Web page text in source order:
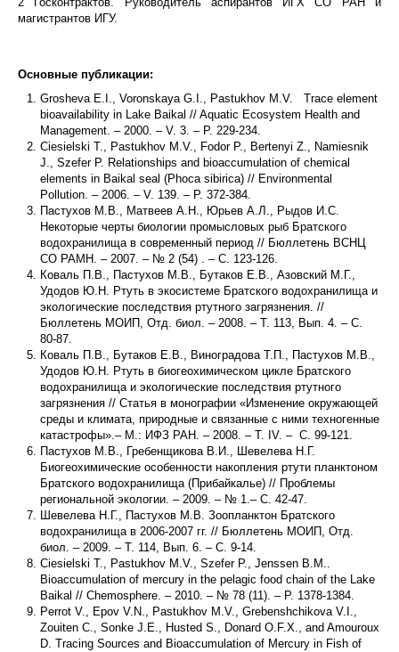
магистрантов ИГУ.
Основные публикации:
Grosheva E.I., Voronskaya G.I., Pastukhov M.V. Trace element
bioavailability in Lake Baikal // Aquatic Ecosystem Health and
Management. – 2000. – V. 3. – P. 229-234.
Ciesielski T., Pastukhov M.V., Fodor P., Bertenyi Z., Namiesnik
J., Szefer P. Relationships and bioaccumulation of chemical
elements in Baikal seal (Phoca sibirica) // Environmental
Pollution. – 2006. – V. 139. – P. 372-384.
Пастухов М.В., Матвеев А.Н., Юрьев А.Л., Рыдов И.С.
Некоторые черты биологии промысловых рыб Братского
водохранилища в современный период // Бюллетень ВСНЦ
СО РАМН. – 2007. – № 2 (54) . – С. 123-126.
Коваль П.В., Пастухов М.В., Бутаков Е.В., Азовский М.Г.,
Удодов Ю.Н. Ртуть в экосистеме Братского водохранилища и
экологические последствия ртутного загрязнения. //
Бюллетень МОИП, Отд. биол. – 2008. – Т. 113, Вып. 4. – С.
80-87.
Коваль П.В., Бутаков Е.В., Виноградова Т.П., Пастухов М.В.,
Удодов Ю.Н. Ртуть в биогеохимическом цикле Братского
водохранилища и экологические последствия ртутного
загрязнения // Статья в монографии «Изменение окружающей
среды и климата, природные и связанные с ними техногенные
катастрофы».– М.: ИФЗ РАН. – 2008. – Т. IV. – С. 99-121.
Пастухов М.В., Гребенщикова В.И., Шевелева Н.Г.
Биогеохимические особенности накопления ртути планктоном
Братского водохранилища (Прибайкалье) // Проблемы
региональной экологии. – 2009. – № 1.– С. 42-47.
Шевелева Н.Г., Пастухов М.В. Зоопланктон Братского
водохранилища в 2006-2007 гг. // Бюллетень МОИП, Отд.
биол. – 2009. – Т. 114, Вып. 6. – С. 9-14.
Ciesielski T., Pastukhov M.V., Szefer P., Jenssen B.M..
Bioaccumulation of mercury in the pelagic food chain of the Lake
Baikal // Chemosphere. – 2010. – № 78 (11). – P. 1378-1384.
Perrot V., Epov V.N., Pastukhov M.V., Grebenshchikova V.I.,
Zouiten C., Sonke J.E., Husted S., Donard O.F.X., and Amouroux
D. Tracing Sources and Bioaccumulation of Mercury in Fish of